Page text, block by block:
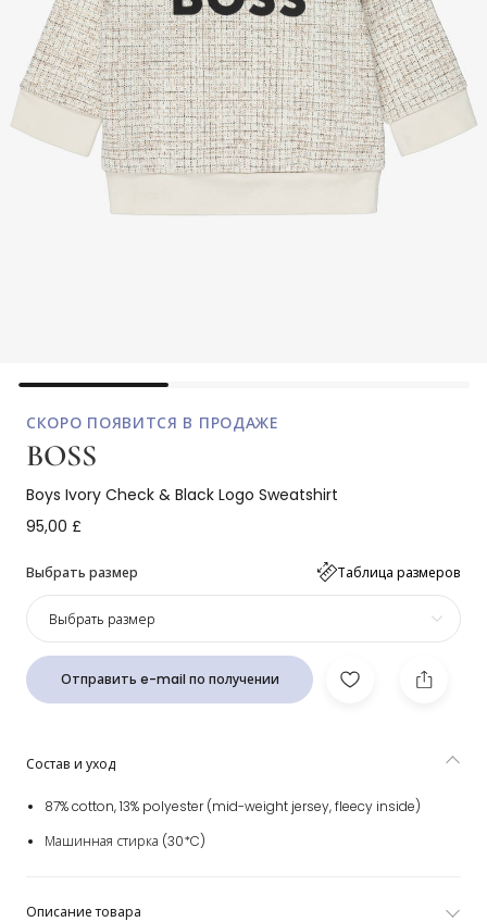
СКОРО ПОЯВИТСЯ В ПРОДАЖЕ
BOSS
Boys Ivory Check & Black Logo Sweatshirt
95,00 £
Выбрать размер Таблица размеров
Выбрать размер
Отправить e-mail по получении
Состав и уход
87% cotton, 13% polyester (mid-weight jersey, fleecy inside)
Машинная стирка (30*C)
Описание товара